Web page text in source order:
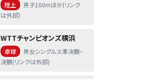
陸上
男子100mほか(リンク
は外部)
WTTチャンピオンズ横浜
卓球
男女シングルス準決勝・
決勝(リンクは外部)